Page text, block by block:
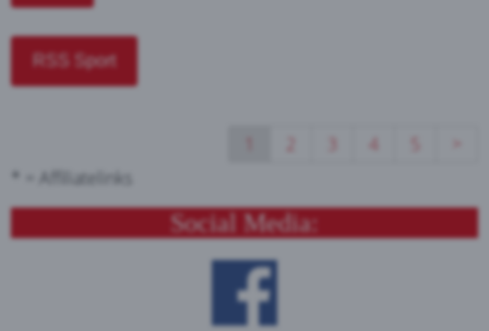
RSS Sport
4
* = Affiliatelinks
Social Media: